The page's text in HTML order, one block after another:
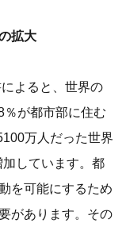
拡大
よると、世界の
％が都市部に住む
万人だった世界
しています。都
を可能にするため
があります。その